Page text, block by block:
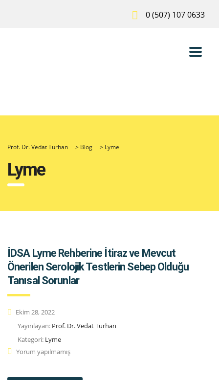
0 (507) 107 0633
Prof. Dr. Vedat Turhan > Blog > Lyme
Lyme
İDSA Lyme Rehberine İtiraz ve Mevcut
Önerilen Serolojik Testlerin Sebep Olduğu
Tanısal Sorunlar
Ekim 28, 2022
Yayınlayan: Prof. Dr. Vedat Turhan
Kategori: Lyme
Yorum yapılmamış